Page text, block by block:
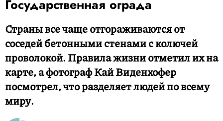
Государственная ограда
Страны все чаще отгораживаются от
соседей бетонными стенами с колючей
проволокой. Правила жизни отметил их на
карте, а фотограф Кай Виденхофер
посмотрел, что разделяет людей по всему
миру.